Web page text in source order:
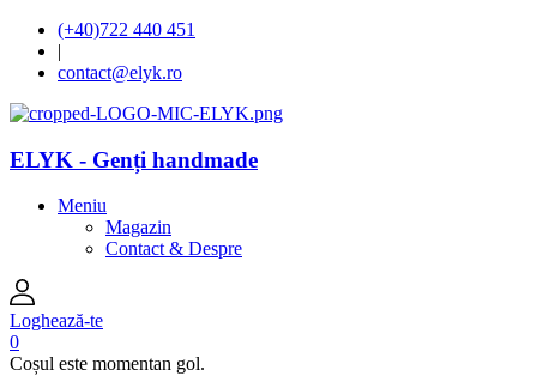
(+40)722 440 451
|
contact@elyk.ro
ELYK - Genți handmade
Meniu
Magazin
Contact & Despre
Loghează-te
0
Coșul este momentan gol.